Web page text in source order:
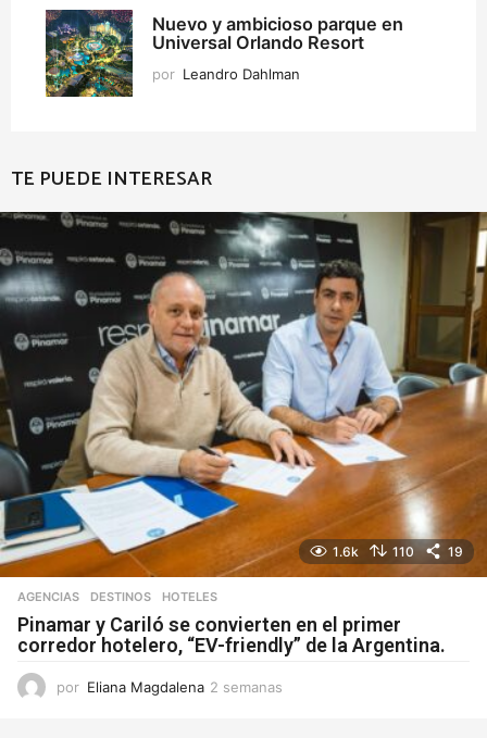
Nuevo y ambicioso parque en
Universal Orlando Resort
por Leandro Dahlman
TE PUEDE INTERESAR
1.6k 110 19
AGENCIAS DESTINOS ,HOTELES
Pinamar y Cariló se convierten en el primer
corredor hotelero, “EV-friendly” de la Argentina.
por Eliana Magdalena 2 semanas